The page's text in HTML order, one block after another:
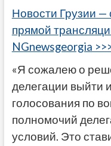
Новости Грузии
прямой
NGnewsgeorgia
«Я сожалею о
делегации выйти
голосования по
полномочий
условий. Это